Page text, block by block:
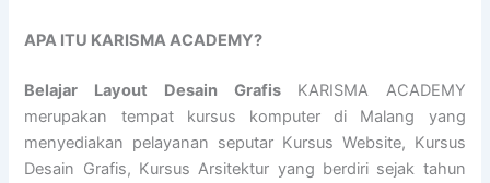
APA ITU KARISMA ACADEMY?
Belajar Layout Desain Grafis KARISMA ACADEMY
merupakan tempat kursus komputer di Malang yang
menyediakan pelayanan seputar Kursus Website, Kursus
Desain Grafis, Kursus Arsitektur yang berdiri sejak tahun